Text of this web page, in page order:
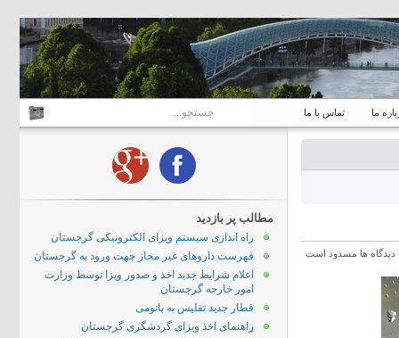
ما تماس با ما
دیدگاه ها مسدود است
مطالب پر بازدید
راه اندازی سیستم ویزای الکترونیکی گرجستان
فهرست داروهای غیر مجاز جهت ورود به گرجستان
اعلام شرایط جدید اخذ و صدور ویزا توسط وزارت
امور خارجه گرجستان
قطار جدید تفلیس به باتومی
راهنمای اخذ ویزای گردشگری گرجستان